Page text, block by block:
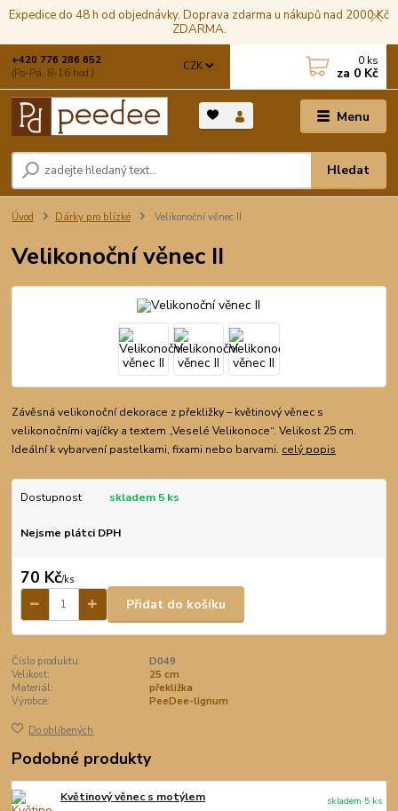
Expedice do 48 h od objednávky. Doprava zdarma u nákupů nad 2000 Kč
ZDARMA.
Menu
CZK
Hledat
+420 776 286 652
(Po-Pá, 8-16 hod.)
0 ks
za 0 Kč
Úvod Dárky pro blízké Velikonoční věnec II
Velikonoční věnec II
Závěsná velikonoční dekorace z překližky – květinový věnec s
velikonočními vajíčky a textem „Veselé Velikonoce“. Velikost 25 cm.
Ideální k vybarvení pastelkami, fixami nebo barvami. celý popis
Dostupnost skladem 5 ks
Nejsme plátci DPH
70 Kč/ks
Přidat do košíku
Číslo produktu:
D049
Velikost:
25 cm
Materiál:
překližka
Výrobce:
PeeDee-lignum
Do oblíbených
Podobné produkty
Květinový věnec s motýlem
skladem 5 ks